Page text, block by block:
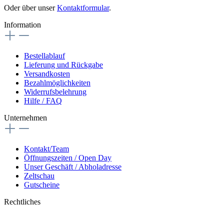
Oder über unserKontaktformular.
Information
Bestellablauf
Lieferung und Rückgabe
Versandkosten
Bezahlmöglichkeiten
Widerrufsbelehrung
Hilfe / FAQ
Unternehmen
Kontakt/Team
Öffnungszeiten / Open Day
Unser Geschäft / Abholadresse
Zeltschau
Gutscheine
Rechtliches